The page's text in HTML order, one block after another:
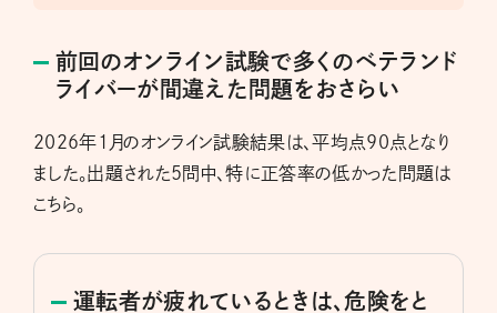
前回のオンライン試験で多くのベテランド
ライバーが間違えた問題をおさらい
2026年1月のオンライン試験結果は、平均点90点となり
ました。出題された5問中、特に正答率の低かった問題は
こちら。
運転者が疲れているときは、危険をと